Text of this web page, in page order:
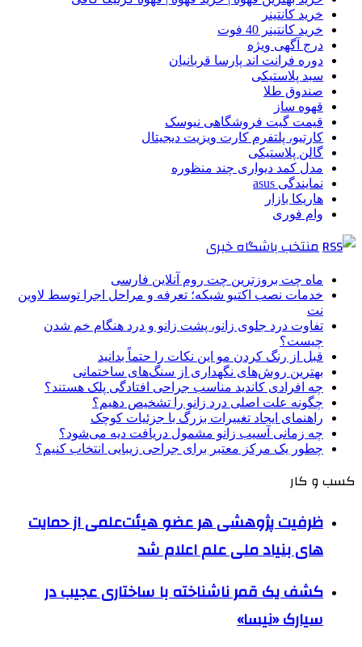
خرید کانتینر
خرید کانتینر 40 فوت
درج آگهی ویژه
دوره فرانت اند پارسا قربانیان
سبد پلاستیکی
صندوق طلا
قهوه ساز
قیمت گیت فروشگاهی نیوسک
کارتیو، پلتفرم کارت ویزیت دیجیتال
گالن پلاستیکی
مدل کمد دیواری چند منظوره
نمایندگی asus
هاریکا بازار
وام فوری
منتخب باشگاه خبری
ماه چت بروزترین چت روم آنلاین فارسی
خدمات نصب اکتیو شبکه؛ تعرفه و مراحل اجرا توسط لاوین
نت
تفاوت درد جلوی زانو، پشت زانو و درد هنگام خم شدن
چیست؟
قبل از رنگ کردن مو این نکات را حتماً بدانید
بهترین روش‌های نگهداری از سنگ‌های ساختمانی
چه افرادی کاندید مناسب جراحی افتادگی پلک هستند؟
چگونه علت اصلی درد زانو را تشخیص دهیم؟
راهنمای ایجاد تغییرات بزرگ با جزئیات کوچک
چه زمانی آسیب زانو مشمول دریافت دیه می‌شود؟
چطور یک مرکز معتبر برای جراحی زیبایی انتخاب کنیم؟
کسب و کار
ظرفیت پژوهشی هر عضو هیئت‌علمی از حمایت
های بنیاد ملی علم اعلام شد
کشف یک قمر ناشناخته با ساختاری عجیب در
سیارک «نیسا»